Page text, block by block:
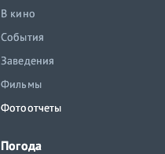
В кино
События
Заведения
Фильмы
Фотоотчеты
Погода